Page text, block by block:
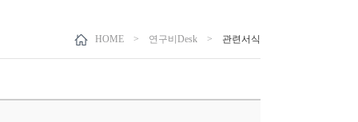
HOME > 연구비Desk > 관련서식